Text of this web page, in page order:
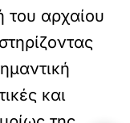
του αρχαίου
και